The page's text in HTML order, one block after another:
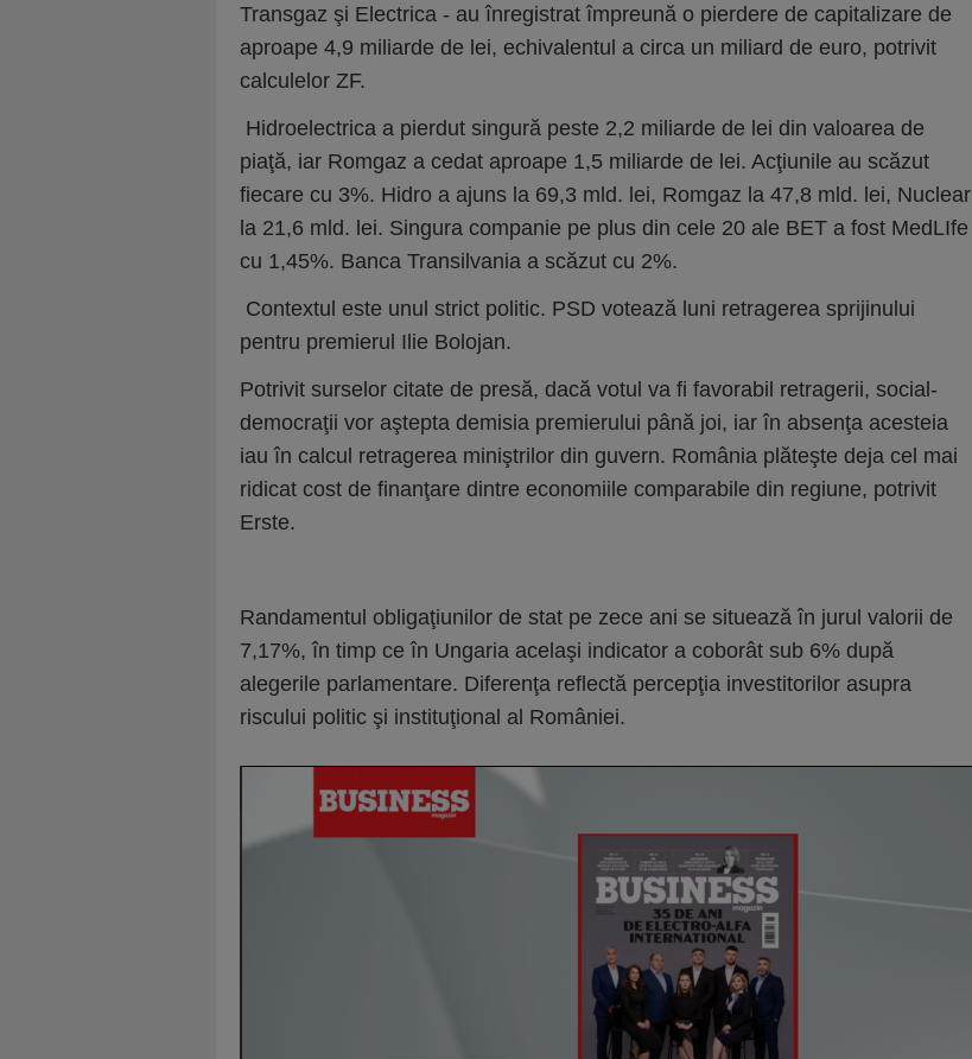
Transgaz şi Electrica - au înregistrat împreună o pierdere de capitalizare de
aproape 4,9 miliarde de lei, echivalentul a circa un miliard de euro, potrivit
calculelor ZF.
Hidroelectrica a pierdut singură peste 2,2 miliarde de lei din valoarea de
piaţă, iar Romgaz a cedat aproape 1,5 miliarde de lei. Acţiunile au scăzut
fiecare cu 3%. Hidro a ajuns la 69,3 mld. lei, Romgaz la 47,8 mld. lei, Nuclear
la 21,6 mld. lei. Singura companie pe plus din cele 20 ale BET a fost MedLIfe
cu 1,45%. Banca Transilvania a scăzut cu 2%.
Contextul este unul strict politic. PSD votează luni retragerea sprijinului
pentru premierul Ilie Bolojan.
Potrivit surselor citate de presă, dacă votul va fi favorabil retragerii, social-
democraţii vor aştepta demisia premierului până joi, iar în absenţa acesteia
iau în calcul retragerea miniştrilor din guvern. România plăteşte deja cel mai
ridicat cost de finanţare dintre economiile comparabile din regiune, potrivit
Erste.
Randamentul obligaţiunilor de stat pe zece ani se situează în jurul valorii de
7,17%, în timp ce în Ungaria acelaşi indicator a coborât sub 6% după
alegerile parlamentare. Diferenţa reflectă percepţia investitorilor asupra
riscului politic şi instituţional al României.